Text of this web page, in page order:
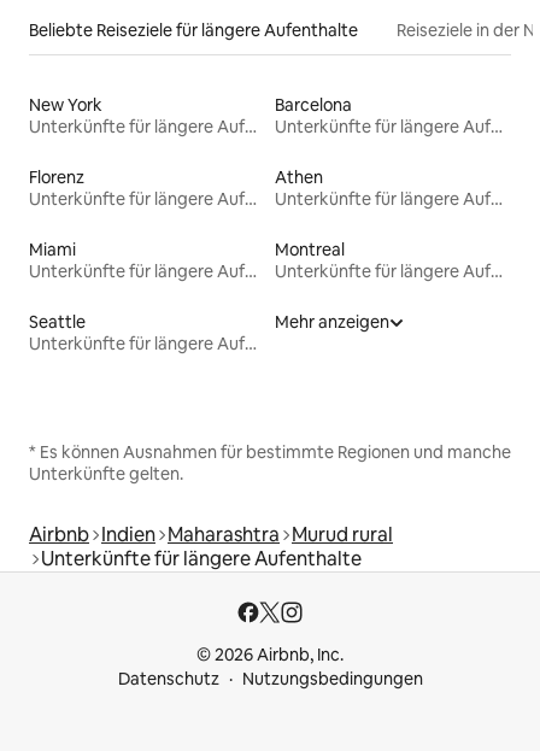
Beliebte Reiseziele für längere Aufenthalte Reiseziele in der
New York
Unterkünfte für längere Aufenthalte
Barcelona
Unterkünfte für längere Aufenthalte
Florenz
Unterkünfte für längere Aufenthalte
Athen
Unterkünfte für längere Aufenthalte
Miami
Unterkünfte für längere Aufenthalte
Montreal
Unterkünfte für längere Aufenthalte
Seattle
Unterkünfte für längere Aufenthalte
Mehr anzeigen
* Es können Ausnahmen für bestimmte Regionen und manche
Unterkünfte gelten.
Airbnb Indien Maharashtra Murud rural
Unterkünfte für längere Aufenthalte
© 2026 Airbnb, Inc.
Datenschutz
Nutzungsbedingungen